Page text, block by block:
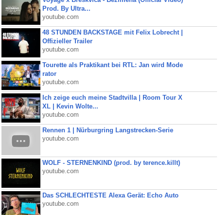
Prod. By Ultra...
youtube.com
48 STUNDEN BACKSTAGE mit Felix Lobrecht |
Offizieller Trailer
youtube.com
Tourette als Praktikant bei RTL: Jan wird Mode
rator
youtube.com
Ich zeige euch meine Stadtvilla | Room Tour X
XL | Kevin Wolte...
youtube.com
Rennen 1 | Nürburgring Langstrecken-Serie
youtube.com
WOLF - STERNENKIND (prod. by terence.killt)
youtube.com
Das SCHLECHTESTE Alexa Gerät: Echo Auto
youtube.com